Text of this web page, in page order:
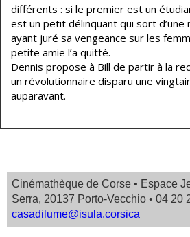
différents : si le premier est un
est un petit délinquant qui sort d’une
ayant juré sa vengeance sur les
petite amie l’a quitté.
Dennis propose à Bill de partir à la
un révolutionnaire disparu une
auparavant.
Cinémathèque de Corse • Espace
Serra, 20137 Porto-Vecchio • 04 20
casadilume@isula.corsica